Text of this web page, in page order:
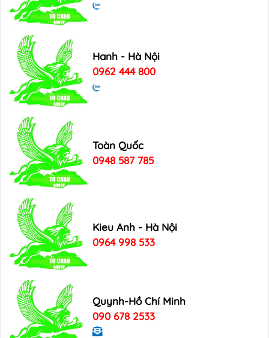
Hanh - Hà Nội
0962 444 800
Toàn Quốc
0948 587 785
Kieu Anh - Hà Nội
0964 998 533
Quynh-Hồ Chí Minh
090 678 2533